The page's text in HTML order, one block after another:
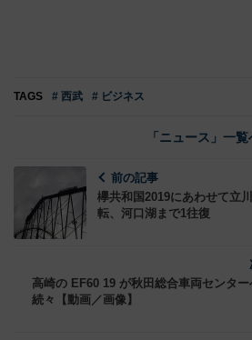
TAGS # 西武 # ビジネス
「ニュース」一覧
前の記事
欅共和国2019にあわせて立
転、河口湖まで1往復
高崎の EF60 19 が秋田総合車両センタ
続々【動画／画像】